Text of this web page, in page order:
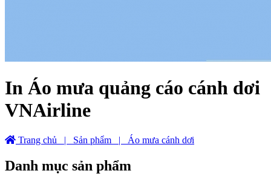
In Áo mưa quảng cáo cánh dơi
VNAirline
Trang chủ | Sản phẩm | Áo mưa cánh dơi
Danh mục sản phẩm